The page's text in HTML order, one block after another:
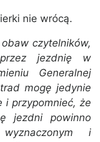
nie wrócą.
czytelników,
jezdnię w
Generalnej
mogę jedynie
i przypomnieć, że
jezdni powinno
i